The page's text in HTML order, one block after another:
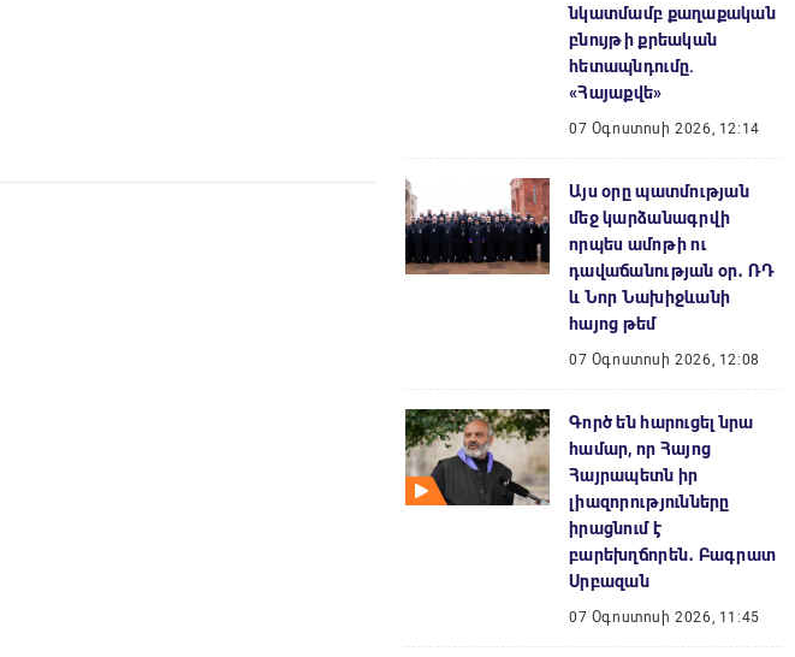
նկատմամբ քաղաքական
բնույթի քրեական
հետապնդումը.
«Հայաքվե»
07 Օգոստոսի 2026, 12:14
Այս օրը պատմության
մեջ կարձանագրվի
որպես ամոթի ու
դավաճանության օր․ ՌԴ
և Նոր Նախիջևանի
հայոց թեմ
07 Օգոստոսի 2026, 12:08
Գործ են հարուցել նրա
համար, որ Հայոց
Հայրապետն իր
լիազորությունները
իրացնում է
բարեխղճորեն․ Բագրատ
Սրբազան
07 Օգոստոսի 2026, 11:45